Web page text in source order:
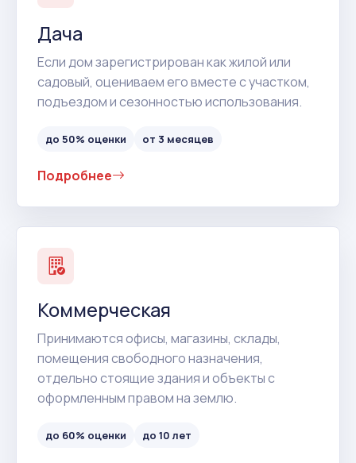
Дача
Если дом зарегистрирован как жилой или
садовый, оцениваем его вместе с участком,
подъездом и сезонностью использования.
до 50% оценки от 3 месяцев
Подробнее
Коммерческая
Принимаются офисы, магазины, склады,
помещения свободного назначения,
отдельно стоящие здания и объекты с
оформленным правом на землю.
до 60% оценки до 10 лет